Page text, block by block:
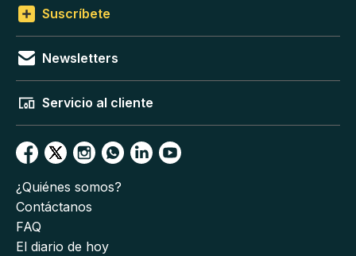
Suscríbete
Newsletters
Servicio al cliente
¿Quiénes somos?
Contáctanos
FAQ
El diario de hoy